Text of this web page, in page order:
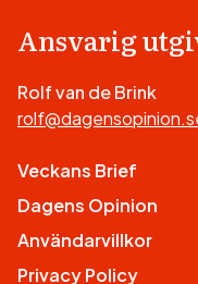
Ansvarig
Rolf van de Brink
Veckans Brief
Dagens Opinion
Användarvillkor
Privacy Policy